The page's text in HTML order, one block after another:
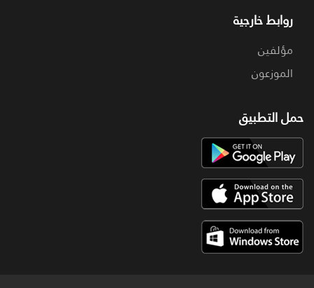
روابط خارجية
مؤلفين
الموزعون
حمل التطبيق